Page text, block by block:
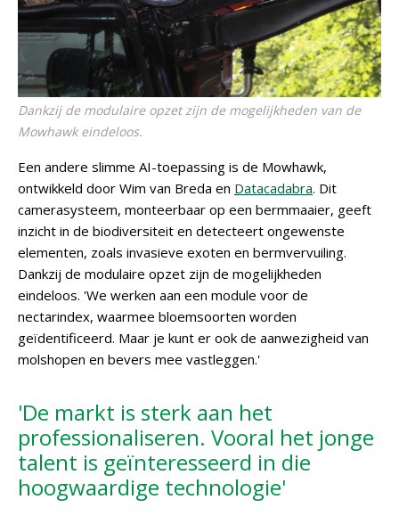
Dankzij de modulaire opzet zijn de mogelijkheden van de
Mowhawk eindeloos.
Een andere slimme AI-toepassing is de Mowhawk,
ontwikkeld door Wim van Breda en Datacadabra. Dit
camerasysteem, monteerbaar op een bermmaaier, geeft
inzicht in de biodiversiteit en detecteert ongewenste
elementen, zoals invasieve exoten en bermvervuiling.
Dankzij de modulaire opzet zijn de mogelijkheden
eindeloos. 'We werken aan een module voor de
nectarindex, waarmee bloemsoorten worden
geïdentificeerd. Maar je kunt er ook de aanwezigheid van
molshopen en bevers mee vastleggen.'
'De markt is sterk aan het
professionaliseren. Vooral het jonge
talent is geïnteresseerd in die
hoogwaardige technologie'